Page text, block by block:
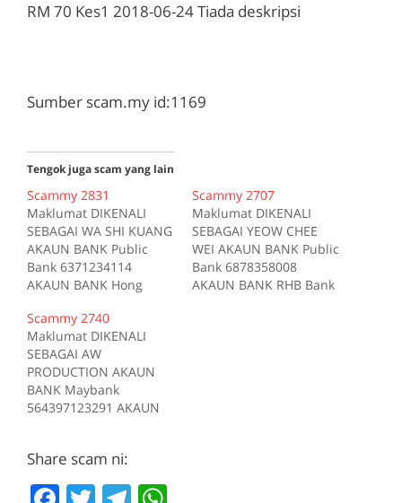
RM 70 Kes1 2018-06-24Tiada deskripsi
Sumber scam.my id:1169
Tengok juga scam yang lain
Scammy 2831
Maklumat DIKENALI
SEBAGAI WA SHI KUANG
AKAUN BANK Public
Bank 6371234114
AKAUN BANK Hong
39200000667 AKAUN
BANK CIMB 7059737735
AKAUN BANK Maybank
155050405962 AKAUN
BANK RHB Bank
10407200031984 AKAUN
Sumber scam.my
id:2831
Scammy 2707
Maklumat DIKENALI
SEBAGAI YEOW CHEE
WEI AKAUN BANK Public
Bank 6878358008
AKAUN BANK RHB Bank
Scammy 2740
Maklumat DIKENALI
SEBAGAI AW
PRODUCTION AKAUN
BANK Maybank
564397123291 AKAUN
BANK Public Bank
BANK Hong Leong Bank
Share scam ni: